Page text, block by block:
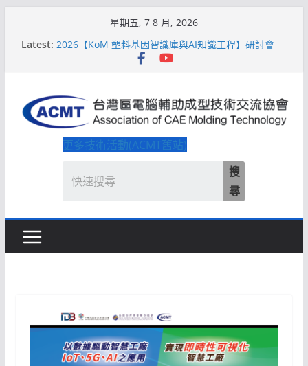
星期五, 7 8 月, 2026
Latest: 2026【KoM 塑料基因智識庫與AI知識工程】研討會
【培訓課程】【ACMT Ｔ零量產】模具估報價：貫穿
具展重磅登場
ACMT打造「Smart Molding 模塑智造平台」主題館
2026【QoM 射出成型高品質穩定生產】研討會
更多技術活動(ACMT舊站)
搜
尋